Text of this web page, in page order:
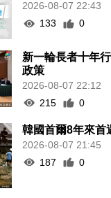
2026-08-07 22:43
133
0
新一輪長者十年
政策
2026-08-07 22:12
215
0
韓國首爾8年來首
2026-08-07 21:45
187
0